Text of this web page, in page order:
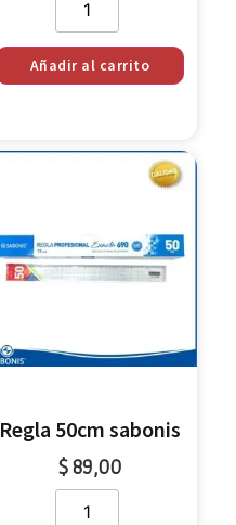
Añadir al carrito
Regla 50cm sabonis
$89,00